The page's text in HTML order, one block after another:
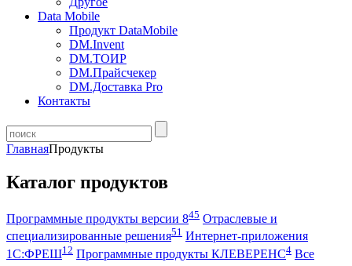
Data Mobile
Продукт DataMobile
DM.Invent
DM.ТОИР
DM.Прайсчекер
DM.Доставка Pro
Контакты
ГлавнаяПродукты
Каталог продуктов
Программные продукты версии 845 Отраслевые и
специализированные решения51 Интернет-приложения
1С:ФРЕШ12 Программные продукты КЛЕВЕРЕНС4 Все